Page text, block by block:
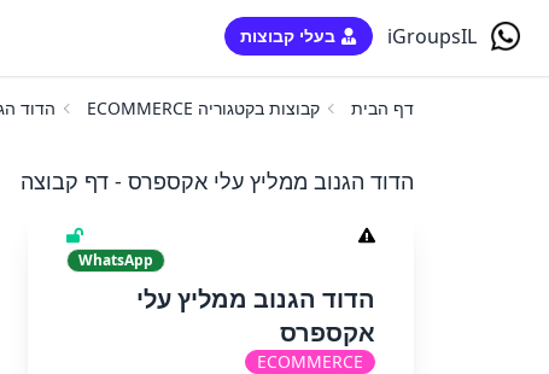
iGroupsIL בעלי קבוצות
דף הבית קבוצות בקטגוריה ECOMMERCE הדוד
הדוד הגנוב ממליץ עלי אקספרס - דף קבוצה
WhatsApp
הדוד הגנוב ממליץ עלי
אקספרס
ECOMMERCE